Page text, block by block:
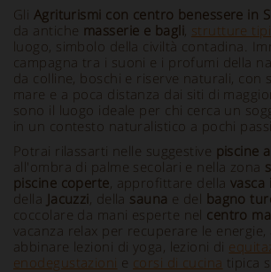
Gli Agriturismi con centro benessere in
da antiche masserie e bagli, strutture
luogo, simbolo della civiltà contadina.
campagna tra i suoni e i profumi della
da colline, boschi e riserve naturali, con
mare e a poca distanza dai siti di
sono il luogo ideale per chi cerca un
in un contesto naturalistico a pochi
Potrai rilassarti nelle suggestive piscine
all'ombra di palme secolari e nella zona
piscine coperte, approfittare della vasca
della Jacuzzi, della sauna e del bagno
coccolare da mani esperte nel centro
vacanza relax per recuperare le
abbinare lezioni di yoga, lezioni di
enodegustazioni e corsi di cucina tipica